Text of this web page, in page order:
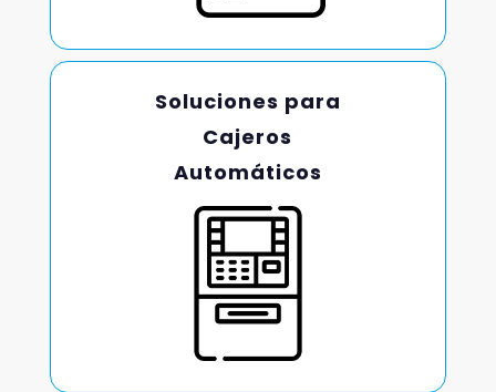
Soluciones para
Cajeros
Automáticos